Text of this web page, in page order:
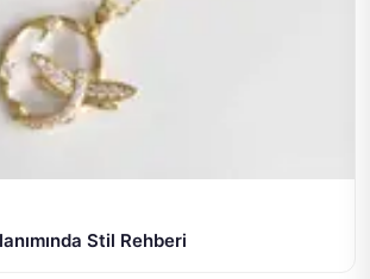
Stil Rehberi